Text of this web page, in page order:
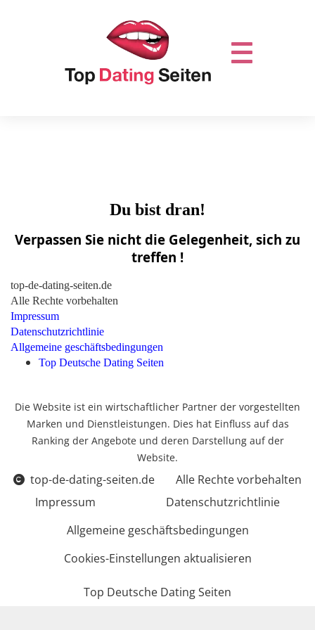
Du bist dran!
Verpassen Sie nicht die Gelegenheit, sich zu
treffen !
top-de-dating-seiten.de
Alle Rechte vorbehalten
Impressum
Datenschutzrichtlinie
Allgemeine geschäftsbedingungen
Top Deutsche Dating Seiten
Die Website ist ein wirtschaftlicher Partner der vorgestellten
Marken und Dienstleistungen. Dies hat Einfluss auf das
Ranking der Angebote und deren Darstellung auf der
Website.
top-de-dating-seiten.de
Alle Rechte vorbehalten
Impressum
Datenschutzrichtlinie
Allgemeine geschäftsbedingungen
Cookies-Einstellungen aktualisieren
Top Deutsche Dating Seiten